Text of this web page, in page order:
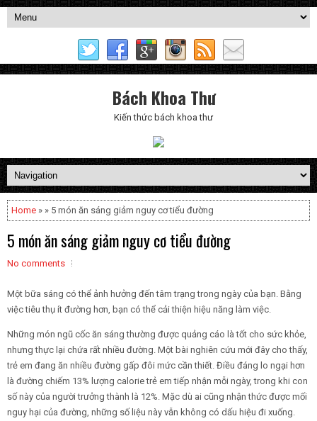
Bách Khoa Thư
Kiến thức bách khoa thư
Home » » 5 món ăn sáng giảm nguy cơ tiểu đường
5 món ăn sáng giảm nguy cơ tiểu đường
No comments
Một bữa sáng có thể ảnh hưởng đến tâm trạng trong ngày của bạn. Bằng
việc tiêu thụ ít đường hơn, bạn có thể cải thiện hiệu năng làm việc.
Những món ngũ cốc ăn sáng thường được quảng cáo là tốt cho sức khỏe,
nhưng thực lại chứa rất nhiều đường. Một bài nghiên cứu mới đây cho thấy,
trẻ em đang ăn nhiều đường gấp đôi mức cần thiết. Điều đáng lo ngại hơn
là đường chiếm 13% lượng calorie trẻ em tiếp nhận mỗi ngày, trong khi con
số này của người trưởng thành là 12%. Mặc dù ai cũng nhận thức được mối
nguy hại của đường, những số liệu này vẫn không có dấu hiệu đi xuống.